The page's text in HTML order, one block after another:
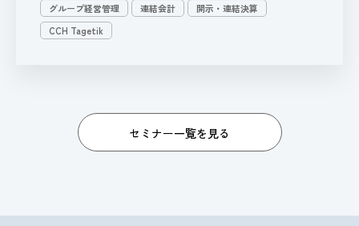
グループ経営管理 連結会計
開示・連結決算
CCH Tagetik
セミナー一覧を見る